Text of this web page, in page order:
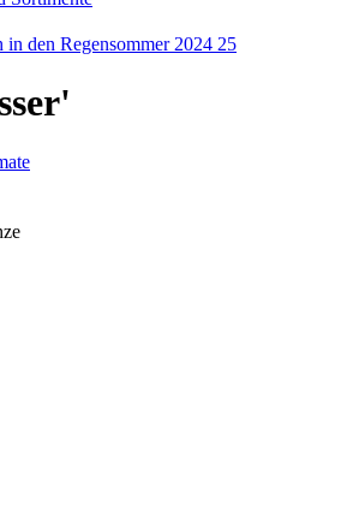
in den Regensommer 2024 25